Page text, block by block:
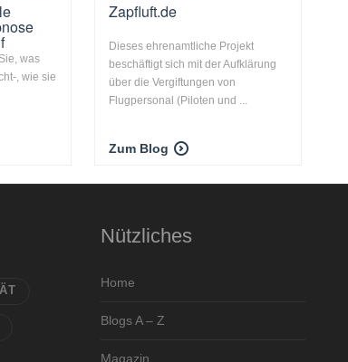
was
, wie sie
Zapfluft.de
Dieses ehrenamtliche Projekt
beschäftigt sich mit der Aufklärung
über die Vergiftungen von
Flugpersonal (Piloten und ...
Zum Blog
Nützliches
Home
Blogs A – Z
Magazin